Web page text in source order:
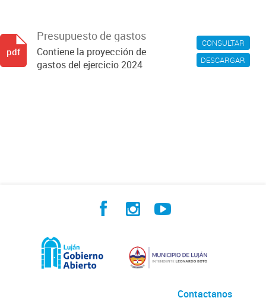
CONSULTAR
DESCARGAR
Presupuesto de gastos
Contiene la proyección de
gastos del ejercicio 2024
pdf
Contactanos